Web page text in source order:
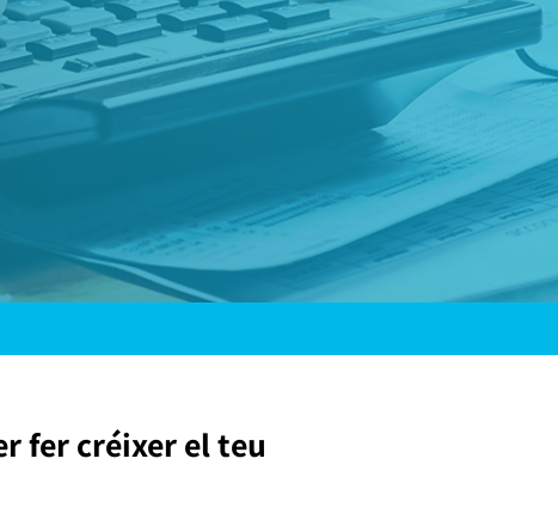
fer créixer el teu